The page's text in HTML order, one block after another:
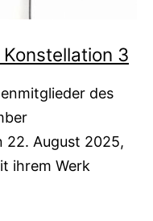
3
des
22. August 2025,
ihrem Werk